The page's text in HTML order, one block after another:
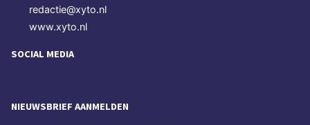
redactie@xyto.nl
www.xyto.nl
SOCIAL MEDIA
NIEUWSBRIEF AANMELDEN